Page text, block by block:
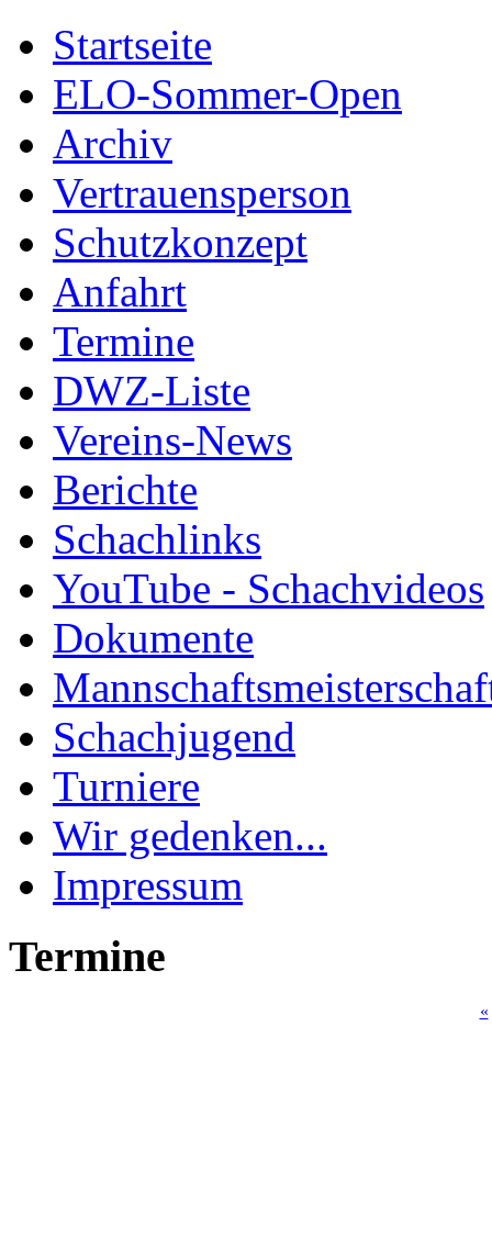
Startseite
ELO-Sommer-Open
Archiv
Vertrauensperson
Schutzkonzept
Anfahrt
Termine
DWZ-Liste
Vereins-News
Berichte
Schachlinks
YouTube - Schachvideos
Dokumente
Schachjugend
Turniere
Wir gedenken...
Impressum
Termine
«